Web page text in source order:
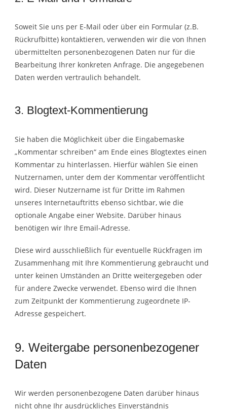
Soweit Sie uns per E-Mail oder über ein Formular (z.B.
Rückrufbitte) kontaktieren, verwenden wir die von Ihnen
übermittelten personenbezogenen Daten nur für die
Bearbeitung Ihrer konkreten Anfrage. Die angegebenen
Daten werden vertraulich behandelt.
3. Blogtext-Kommentierung
Sie haben die Möglichkeit über die Eingabemaske
„Kommentar schreiben“ am Ende eines Blogtextes einen
Kommentar zu hinterlassen. Hierfür wählen Sie einen
Nutzernamen, unter dem der Kommentar veröffentlicht
wird. Dieser Nutzername ist für Dritte im Rahmen
unseres Internetauftritts ebenso sichtbar, wie die
optionale Angabe einer Website. Darüber hinaus
benötigen wir Ihre Email-Adresse.
Diese wird ausschließlich für eventuelle Rückfragen im
Zusammenhang mit Ihre Kommentierung gebraucht und
unter keinen Umständen an Dritte weitergegeben oder
für andere Zwecke verwendet. Ebenso wird die Ihnen
zum Zeitpunkt der Kommentierung zugeordnete IP-
Adresse gespeichert.
9. Weitergabe personenbezogener
Daten
Wir werden personenbezogene Daten darüber hinaus
nicht ohne Ihr ausdrückliches Einverständnis